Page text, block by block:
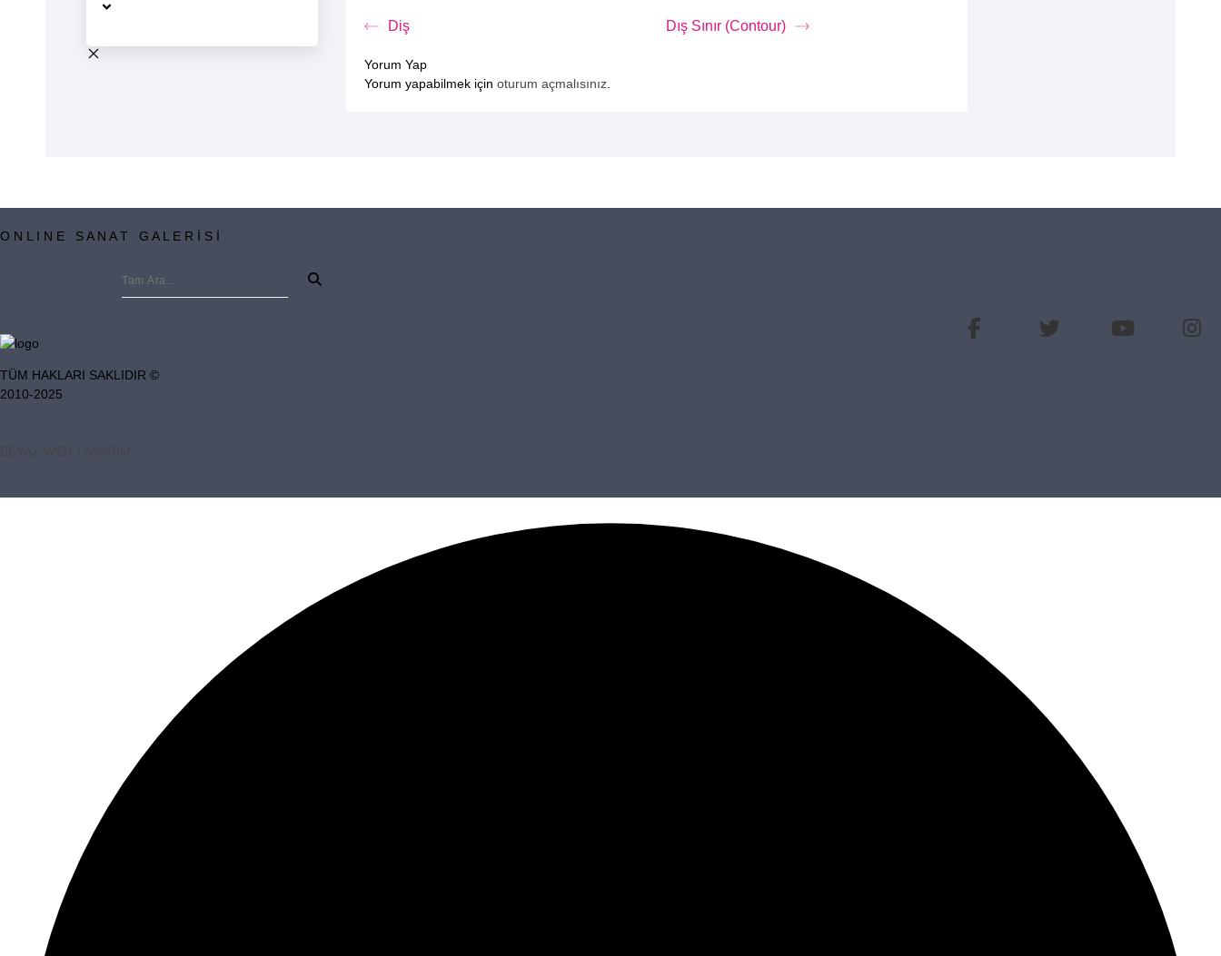
Diş Dış Sınır (Contour)
Yorum Yap
Yorum yapabilmek için oturum açmalısınız
O N L I N E S A N A T G A L E R İ S İ
TÜM HAKLARI SAKLIDIR ©
2010-2025
BEYAZ WEB TASARIM